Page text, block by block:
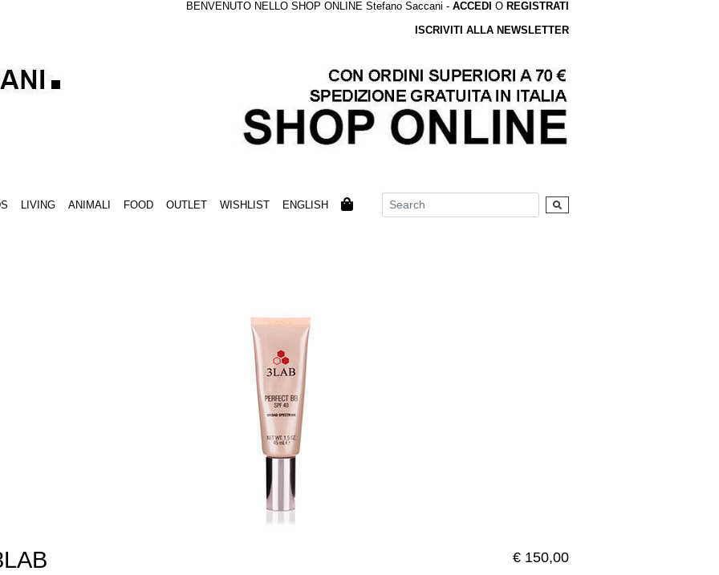
BENVENUTO NELLO SHOP ONLINE Stefano Saccani - ACCEDI O REGISTRATI
ISCRIVITI ALLA NEWSLETTER
LIVING ANIMALI FOOD OUTLET WISHLIST ENGLISH
€ 150,00